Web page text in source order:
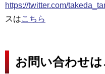
https://twitter.com/
スはこちら
お問い合わせは